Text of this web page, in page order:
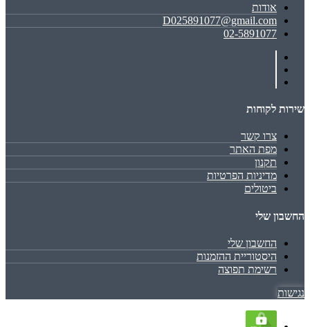
אודות
D025891077@gmail.com
02-5891077
שירות לקוחות
צרו קשר
מפת האתר
תקנון
מדיניות הפרטיות
ביטולים
החשבון שלי
החשבון שלי
היסטוריית ההזמנות
רשימת תפוצה
נגישות